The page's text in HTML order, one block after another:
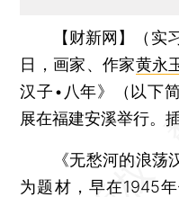
【财新网】（实
日，画家、作家黄永
汉子•八年》（以下
展在福建安溪举行。
《无愁河的浪荡汉
为题材，早在1945